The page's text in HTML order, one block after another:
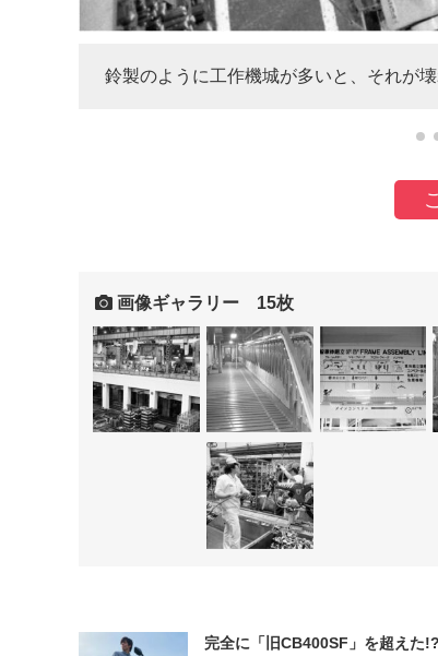
鈴製のように工作機城が多いと、それが
画像ギャラリー 15枚
完全に「旧CB400SF」を超えた